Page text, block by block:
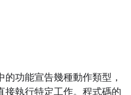
的功能宣告幾種動作類型，
接執行特定工作。程式碼的